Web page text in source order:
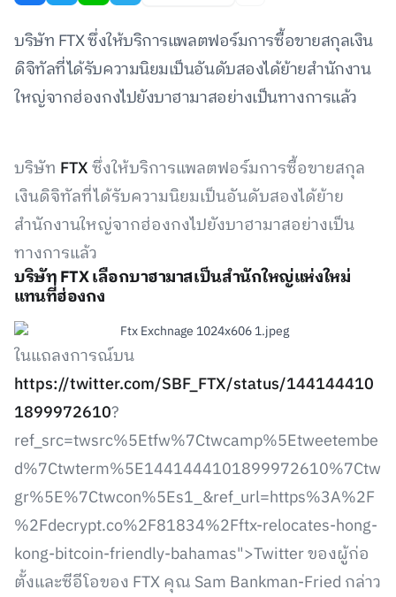
บริษัท FTX ซึ่งให้บริการแพลตฟอร์มการซื้อขายสกุลเงิน
ดิจิทัลที่ได้รับความนิยมเป็นอันดับสองได้ย้ายสำนักงาน
ใหญ่จากฮ่องกงไปยังบาฮามาสอย่างเป็นทางการแล้ว
บริษัท FTXซึ่งให้บริการแพลตฟอร์มการซื้อขายสกุล
เงินดิจิทัลที่ได้รับความนิยมเป็นอันดับสองได้ย้าย
สำนักงานใหญ่จากฮ่องกงไปยังบาฮามาสอย่างเป็น
ทางการแล้ว
บริษัท FTX เลือกบาฮามาสเป็นสำนักใหญ่แห่งใหม่
แทนที่ฮ่องกง
ในแถลงการณ์บน
https://twitter.com/SBF_FTX/status/144144410
1899972610?
ref_src=twsrc%5Etfw%7Ctwcamp%5Etweetembe
d%7Ctwterm%5E1441444101899972610%7Ctw
gr%5E%7Ctwcon%5Es1_&ref_url=https%3A%2F
%2Fdecrypt.co%2F81834%2Fftx-relocates-hong-
kong-bitcoin-friendly-bahamas">Twitter ของผู้ก่อ
ตั้งและซีอีโอของ FTX คุณ Sam Bankman-Fried กล่าว